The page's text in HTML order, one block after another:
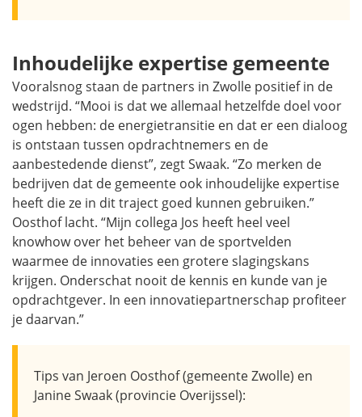
Inhoudelijke expertise gemeente
Vooralsnog staan de partners in Zwolle positief in de
wedstrijd. “Mooi is dat we allemaal hetzelfde doel voor
ogen hebben: de energietransitie en dat er een dialoog
is ontstaan tussen opdrachtnemers en de
aanbestedende dienst”, zegt Swaak. “Zo merken de
bedrijven dat de gemeente ook inhoudelijke expertise
heeft die ze in dit traject goed kunnen gebruiken.”
Oosthof lacht. “Mijn collega Jos heeft heel veel
knowhow over het beheer van de sportvelden
waarmee de innovaties een grotere slagingskans
krijgen. Onderschat nooit de kennis en kunde van je
opdrachtgever. In een innovatiepartnerschap profiteer
je daarvan.”
Tips van Jeroen Oosthof (gemeente Zwolle) en
Janine Swaak (provincie Overijssel):